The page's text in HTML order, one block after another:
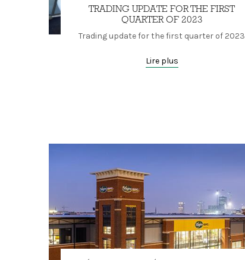
TRADING UPDATE FOR THE FIRST
QUARTER OF 2023
Trading update for the first quarter of 2023
Lire plus